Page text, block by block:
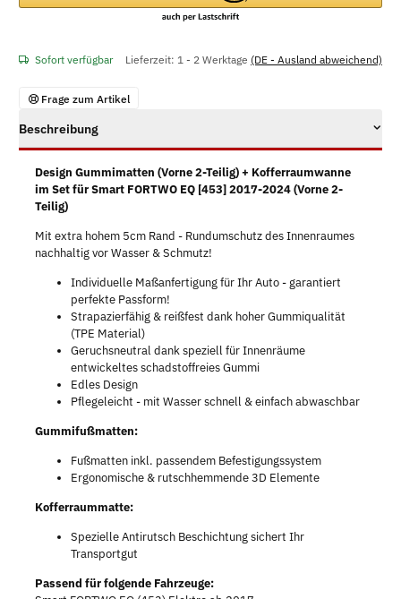
Sofort verfügbar Lieferzeit: 1 - 2 Werktage (DE - Ausland abweichend)
Frage zum Artikel
Beschreibung
Design Gummimatten (Vorne 2-Teilig) + Kofferraumwanne
im Set für Smart FORTWO EQ [453] 2017-2024 (Vorne 2-
Teilig)
Mit extra hohem 5cm Rand - Rundumschutz des Innenraumes
nachhaltig vor Wasser & Schmutz!
Individuelle Maßanfertigung für Ihr Auto - garantiert
perfekte Passform!
Strapazierfähig & reißfest dank hoher Gummiqualität
(TPE Material)
Geruchsneutral dank speziell für Innenräume
entwickeltes schadstoffreies Gummi
Edles Design
Pflegeleicht - mit Wasser schnell & einfach abwaschbar
Gummifußmatten:
Fußmatten inkl. passendem Befestigungssystem
Ergonomische & rutschhemmende 3D Elemente
Kofferraummatte:
Spezielle Antirutsch Beschichtung sichert Ihr
Transportgut
Passend für folgende Fahrzeuge: